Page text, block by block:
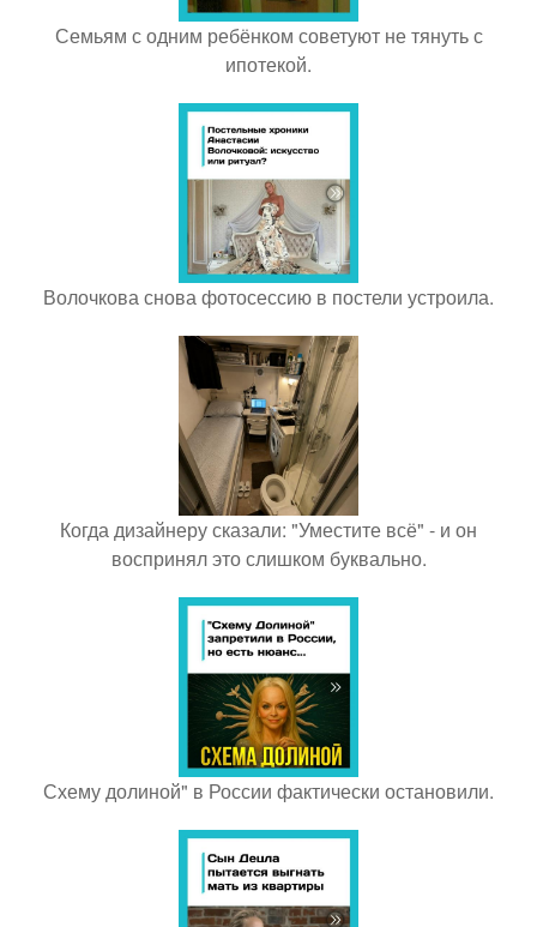
Семьям с одним ребёнком советуют не тянуть с
ипотекой.
Волочкова снова фотосессию в постели устроила.
Когда дизайнеру сказали: "Уместите всё" - и он
воспринял это слишком буквально.
Схему долиной" в России фактически остановили.